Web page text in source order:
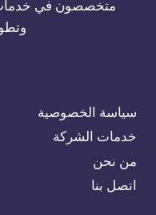
متخصصون في خدمات
سياسة الخصوصية
خدمات الشركة
من نحن
اتصل بنا